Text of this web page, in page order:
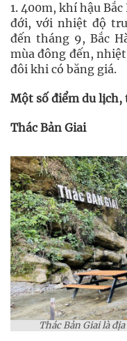
1. 400m, khí hậu
đới, với nhiệt độ
đến tháng 9, Bắc
mùa đông đến,
đôi khi có băng giá.
Một số điểm du lịch,
Thác Bản Giai
Thác Bản Giai là